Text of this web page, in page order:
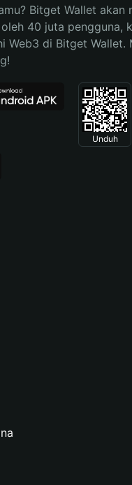
Bitget Wallet akan
40 juta pengguna,
Web3 di Bitget Wallet.
Unduh